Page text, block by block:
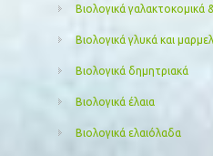
Βιολογικά γαλακτοκομικά
Βιολογικά γλυκά και
Βιολογικά δημητριακά
Βιολογικά έλαια
Βιολογικά ελαιόλαδα